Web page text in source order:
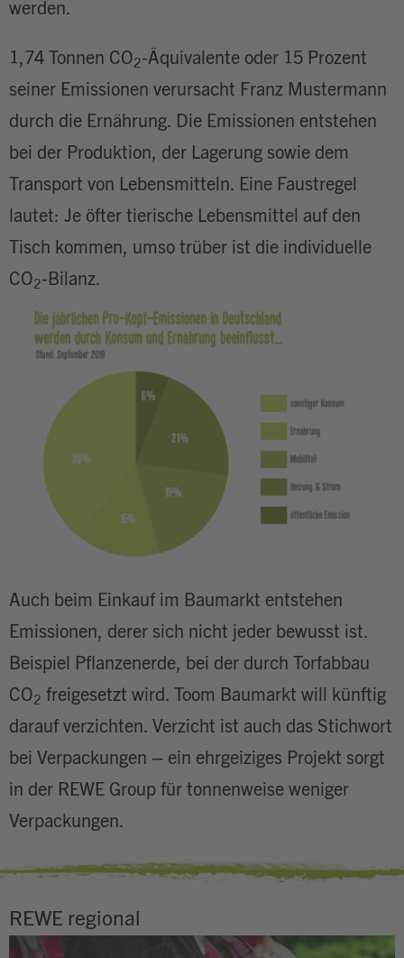
werden.
1,74 Tonnen CO2-Äquivalente oder 15 Prozent
seiner Emissionen verursacht Franz Mustermann
durch die Ernährung. Die Emissionen entstehen
bei der Produktion, der Lagerung sowie dem
Transport von Lebensmitteln. Eine Faustregel
lautet: Je öfter tierische Lebensmittel auf den
Tisch kommen, umso trüber ist die individuelle
CO2-Bilanz.
Auch beim Einkauf im Baumarkt entstehen
Emissionen, derer sich nicht jeder bewusst ist.
Beispiel Pflanzenerde, bei der durch Torfabbau
CO2 freigesetzt wird. Toom Baumarkt will künftig
darauf verzichten. Verzicht ist auch das Stichwort
bei Verpackungen – ein ehrgeiziges Projekt sorgt
in der REWE Group für tonnenweise weniger
Verpackungen.
REWE regional